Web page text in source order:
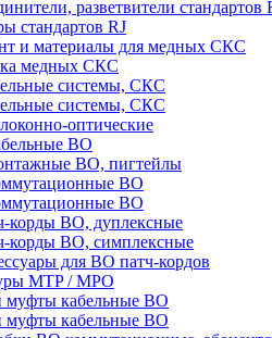
разветвители стандартов
стандартов RJ
и материалы для медных СКС
медных СКС
системы, СКС
системы, СКС
оптические
ВО
ВО, пигтейлы
ВО
ВО
корды ВО, дуплексные
корды ВО, симплексные
для ВО патч-кордов
MTP / MPO
муфты кабельные ВО
муфты кабельные ВО